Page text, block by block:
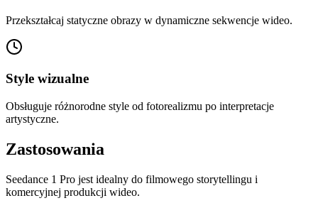
Przekształcaj statyczne obrazy w dynamiczne sekwencje wideo.
Style wizualne
Obsługuje różnorodne style od fotorealizmu po interpretacje
artystyczne.
Zastosowania
Seedance 1 Pro jest idealny do filmowego storytellingu i
komercyjnej produkcji wideo.